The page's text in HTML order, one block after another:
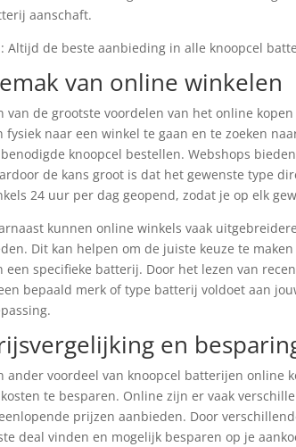
aanschaft.
Altijd de beste aanbieding in alle knoopcel
van online winkelen
van de grootste voordelen van het online
fysiek naar een winkel te gaan en te zoeken
knoopcel bestellen. Webshops
de kans groot is dat het gewenste type
24 uur per dag geopend, zodat je op elk
kunnen online winkels vaak
Dit kan helpen om de juiste keuze te
een specifieke batterij. Door het lezen van
bepaald merk of type batterij voldoet aan
en
ander voordeel van knoopcel batterijen online
te besparen. Online zijn er vaak
prijzen aanbieden. Door
deal vinden en mogelijk besparen op je